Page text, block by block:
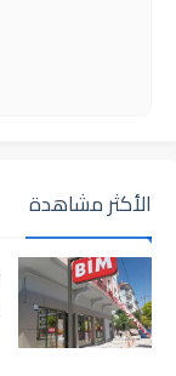
الأكثر مشاهدة